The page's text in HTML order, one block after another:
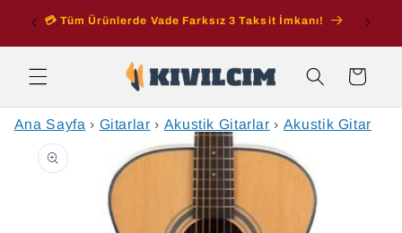
İçeriğe
atla
💳 Tüm Ürünlerde Vade Farksız 3 Taksit İmkanı!
Sepet
Ana Sayfa › Gitarlar › Akustik Gitarlar › Akustik Gitar
Ürün
bilgisine
atla